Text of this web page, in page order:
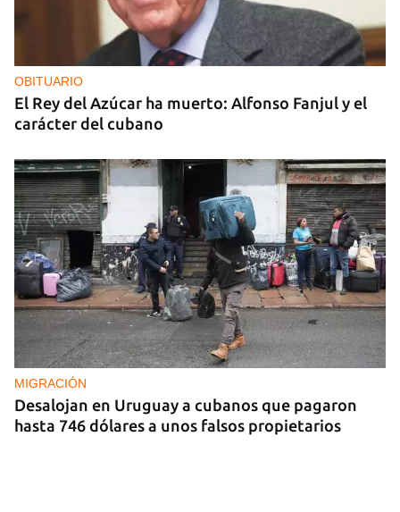
OBITUARIO
El Rey del Azúcar ha muerto: Alfonso Fanjul y el
carácter del cubano
MIGRACIÓN
Desalojan en Uruguay a cubanos que pagaron
hasta 746 dólares a unos falsos propietarios